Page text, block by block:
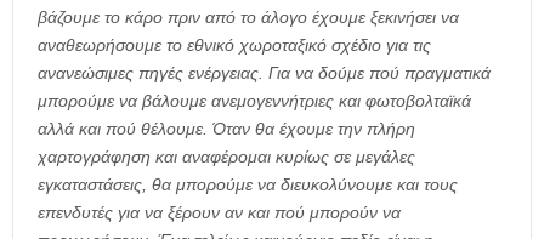
βάζουμε το κάρο πριν από το άλογο έχουμε ξεκινήσει να
αναθεωρήσουμε το εθνικό χωροταξικό σχέδιο για τις
ανανεώσιμες πηγές ενέργειας. Για να δούμε πού πραγματικά
μπορούμε να βάλουμε ανεμογεννήτριες και φωτοβολταϊκά
αλλά και πού θέλουμε. Όταν θα έχουμε την πλήρη
χαρτογράφηση και αναφέρομαι κυρίως σε μεγάλες
εγκαταστάσεις, θα μπορούμε να διευκολύνουμε και τους
επενδυτές για να ξέρουν αν και πού μπορούν να